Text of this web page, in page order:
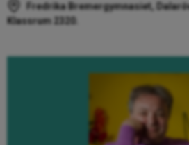
Fredrika Bremergymnasiet,
Klassrum 2320.